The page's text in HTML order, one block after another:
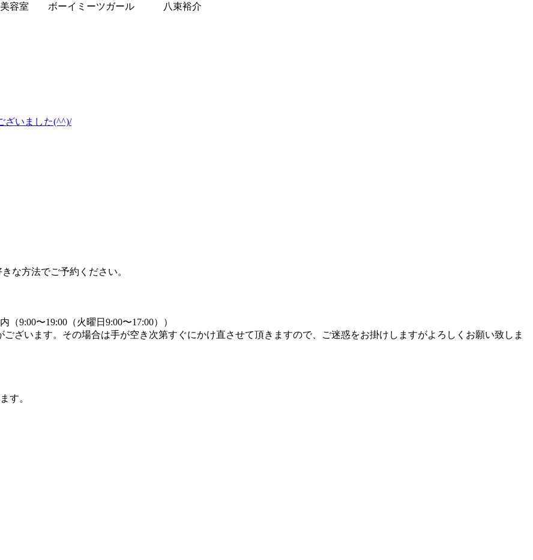
的美容室 ボーイミーツガール 八束裕介
ざいました(^^)/
な方法でご予約ください。
9:00〜19:00（火曜日9:00〜17:00））
ざいます。その場合は手が空き次第すぐにかけ直させて頂きますので、ご迷惑をお掛けしますがよろしくお願い致しま
す。